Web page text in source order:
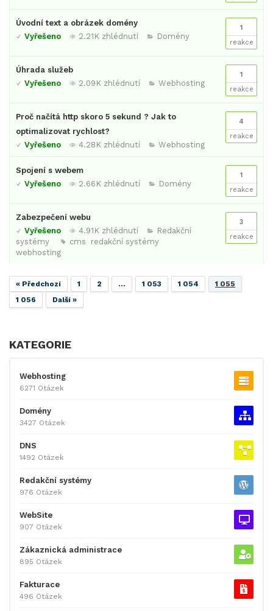
1
reakce
Úvodní text a obrázek domény
Vyřešeno
2.21K zhlédnutí Domény
1
reakce
Úhrada služeb
Vyřešeno
2.09K zhlédnutí Webhosting
4
reakce
Proč načítá http skoro 5 sekund ? Jak to
optimalizovat rychlost?
Vyřešeno
4.28K zhlédnutí Webhosting
1
reakce
Spojení s webem
Vyřešeno
2.66K zhlédnutí Domény
3
reakce
Zabezpečení webu
Vyřešeno
4.91K zhlédnutí
Redakční
systémy
cms
redakční systémy
webhosting
« Předchozí 1 2 … 1 053 1 054
1 055
1 056
Další »
KATEGORIE
Webhosting
6271 Otázek
Domény
3427 Otázek
DNS
1492 Otázek
Redakční systémy
976 Otázek
WebSite
907 Otázek
Zákaznická administrace
895 Otázek
Fakturace
496 Otázek